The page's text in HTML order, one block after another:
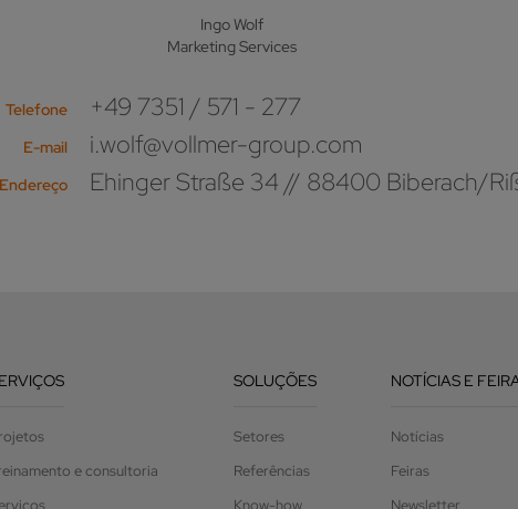
Ingo Wolf
Marketing Services
Telefone +49 7351 / 571 - 277
E-mail i.wolf@vollmer-group.com
Endereço Ehinger Straße 34 // 88400 Biberach/
e consultoria
SOLUÇÕES
Setores
Referências
Know-how
NOTÍCIAS E
Notícias
Feiras
Newsletter